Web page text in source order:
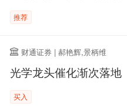
推荐
财通证券 | 郝艳辉,景柄维
光学龙头催化渐次落地
买入